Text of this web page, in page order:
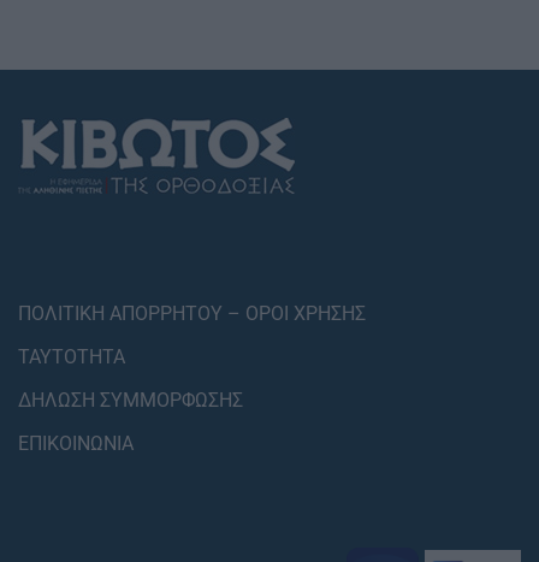
ΠΟΛΙΤΙΚΗ ΑΠΟΡΡΗΤΟΥ – ΟΡΟΙ ΧΡΗΣΗΣ
ΤΑΥΤΟΤΗΤΑ
ΔΗΛΩΣΗ ΣΥΜΜΟΡΦΩΣΗΣ
ΕΠΙΚΟΙΝΩΝΙΑ